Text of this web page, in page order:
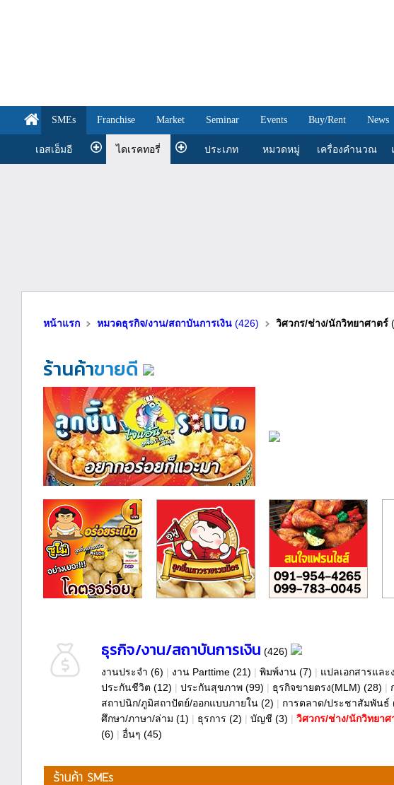
SMEs Franchise Market Seminar Events Buy/Rent News
เอสเอ็มอี ไดเรคทอรี่ ประเภท หมวดหมู่ เครื่องคำนวณ
หน้าแรก หมวดธุรกิจ/งาน/สถาบันการเงิน (426) วิศวกร/ช่าง/นักวิทยาศาตร์
ร้านค้าขายดี
ธุรกิจ/งาน/สถาบันการเงิน (426)
งานประจำ (6) | งาน Parttime (21) | พิมพ์งาน (7) | แปลเอกสารและ
ประกันชีวิต (12) | ประกันสุขภาพ (99) | ธุรกิจขายตรง(MLM) (28) |
สถาปนิก/ภูมิสถาปัตย์/ออกแบบภายใน (2) | การตลาด/ประชาสัมพันธ์
ศึกษา/ภาษา/ล่าม (1) | ธุรการ (2) | บัญชี (3) | วิศวกร/ช่าง/นักวิทยาศ
(6) | อื่นๆ (45)